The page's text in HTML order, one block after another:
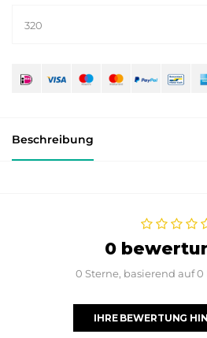
320
Beschreibung
0
0 Sterne, basierend auf
IHRE BEWERTUNG